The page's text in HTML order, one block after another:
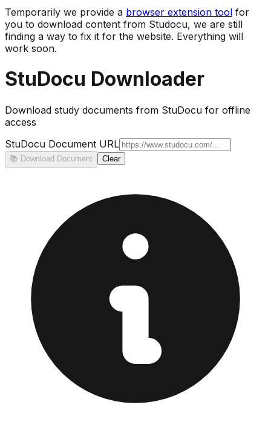
Temporarily we provide a browser extension tool for
you to download content from Studocu, we are still
finding a way to fix it for the website. Everything will
work soon.
StuDocu Downloader
Download study documents from StuDocu for offline
access
StuDocu Document URL
📚 Download Document Clear